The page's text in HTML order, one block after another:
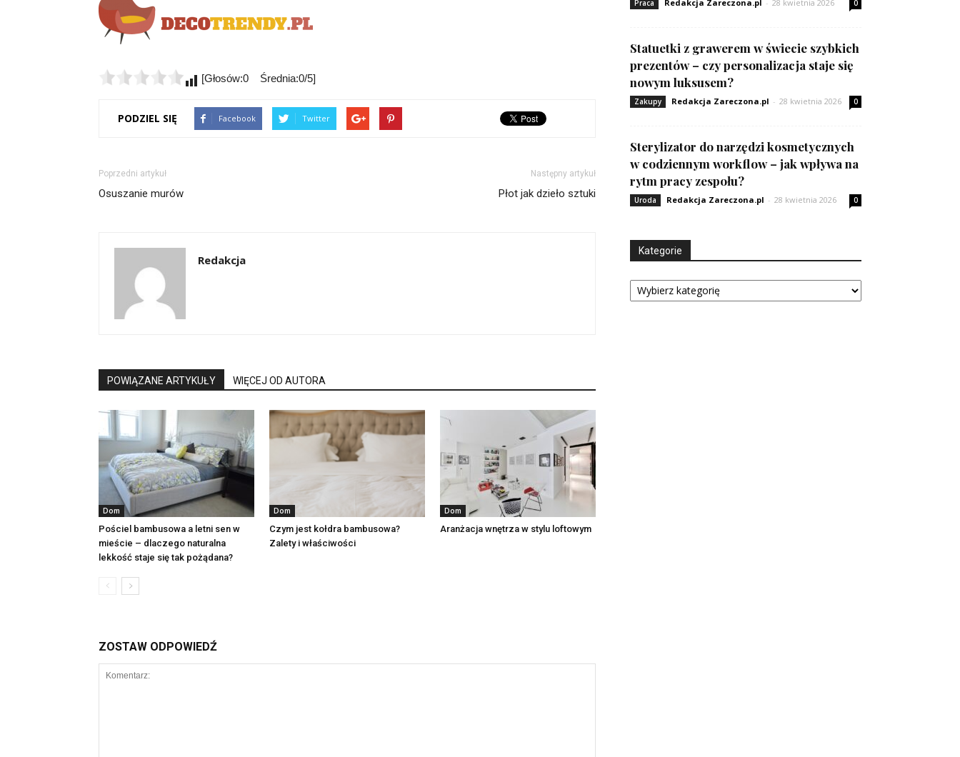
[Głosów:0 Średnia:0/5]
PODZIEL SIĘ Facebook Twitter
Poprzedni artykuł
Osuszanie murów
Następny artykuł
Płot jak dzieło sztuki
Redakcja
POWIĄZANE ARTYKUŁY WIĘCEJ OD AUTORA
Dom
Pościel bambusowa a letni sen w
mieście – dlaczego naturalna
lekkość staje się tak pożądana?
Dom
Czym jest kołdra bambusowa?
Zalety i właściwości
Dom
Aranżacja wnętrza w stylu loftowym
ZOSTAW ODPOWIEDŹ
Praca Redakcja Zareczona.pl - 28 kwietnia 2026 0
Statuetki z grawerem w świecie szybkich
prezentów – czy personalizacja staje się
nowym luksusem?
Zakupy Redakcja Zareczona.pl - 28 kwietnia 2026 0
Sterylizator do narzędzi kosmetycznych
w codziennym workflow – jak wpływa na
rytm pracy zespołu?
Uroda Redakcja Zareczona.pl - 28 kwietnia 2026 0
Kategorie
Kategorie